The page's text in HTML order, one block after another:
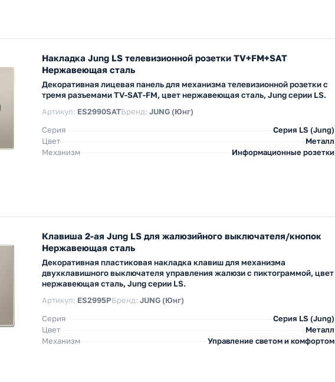
Накладка Jung LS телевизионной розетки TV+FM+SAT
Нержавеющая сталь
Декоративная лицевая панель для механизма телевизионной розетки с
тремя разъемами TV-SAT-FM, цвет нержавеющая сталь, Jung серии LS.
Артикул: ES2990SATБренд: JUNG (Юнг)
Серия
Серия LS (Jung)
Цвет
Металл
Механизм
Информационные розетки
Клавиша 2-ая Jung LS для жалюзийного выключателя/кнопок
Нержавеющая сталь
Декоративная пластиковая накладка клавиш для механизма
двухклавишного выключателя управления жалюзи с пиктограммой, цвет
нержавеющая сталь, Jung серии LS.
Артикул: ES2995PБренд: JUNG (Юнг)
Серия
Серия LS (Jung)
Цвет
Металл
Механизм
Управление светом и комфортом